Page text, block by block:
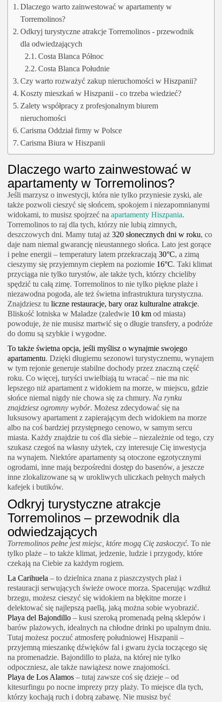
Dlaczego warto zainwestować w apartamenty w
Torremolinos?
Odkryj turystyczne atrakcje Torremolinos - przewodnik
dla odwiedzających
Costa Blanca Północ
Costa Blanca Południe
Czy warto rozważyć zakup nieruchomości w Hiszpanii?
Koszty mieszkań w Hiszpanii - co trzeba wiedzieć?
Zalety współpracy z profesjonalnym biurem
nieruchomości
Carisma Oddział firmy w Polsce
Carisma Biura w Hiszpanii
Dlaczego warto zainwestować w
apartamenty w Torremolinos?
Jeśli marzysz o inwestycji, która nie tylko przyniesie zyski, ale
także pozwoli cieszyć się słońcem, spokojem i niezapomnianymi
widokami, to musisz spojrzeć na apartamenty Hiszpania.
Torremolinos to raj dla tych, którzy nie lubią zimnych,
deszczowych dni. Mamy tutaj aż 320 słonecznych dni w roku, co
daje nam niemal gwarancję nieustannego słońca. Lato jest gorące
i pełne energii – temperatury latem przekraczają 30°C, a zimą
cieszymy się przyjemnym ciepłem na poziomie 16°C. Taki klimat
przyciąga nie tylko turystów, ale także tych, którzy chcieliby
spędzić tu całą zimę. Torremolinos to nie tylko piękne plaże i
niezawodna pogoda, ale też świetna infrastruktura turystyczna.
Znajdziesz tu liczne restauracje, bary oraz kulturalne atrakcje.
Bliskość lotniska w Maladze (zaledwie 10 km od miasta)
powoduje, że nie musisz martwić się o długie transfery, a podróże
do domu są szybkie i wygodne.
To także świetna opcja, jeśli myślisz o wynajmie swojego
apartamentu. Dzięki długiemu sezonowi turystycznemu, wynajem
w tym rejonie generuje stabilne dochody przez znaczną część
roku. Co więcej, turyści uwielbiają tu wracać – nie ma nic
lepszego niż apartament z widokiem na morze, w miejscu, gdzie
słońce niemal nigdy nie chowa się za chmury. Na rynku
znajdziesz ogromny wybór. Możesz zdecydować się na
luksusowy apartament z zapierającym dech widokiem na morze
albo na coś bardziej przystępnego cenowo, w samym sercu
miasta. Każdy znajdzie tu coś dla siebie – niezależnie od tego, czy
szukasz czegoś na własny użytek, czy interesuje Cię inwestycja
na wynajem. Niektóre apartamenty są otoczone egzotycznymi
ogrodami, inne mają bezpośredni dostęp do basenów, a jeszcze
inne zlokalizowane są w urokliwych uliczkach pełnych małych
kafejek i butików.
Odkryj turystyczne atrakcje
Torremolinos – przewodnik dla
odwiedzających
Torremolinos pełne jest miejsc, które mogą Cię zaskoczyć. To nie
tylko plaże – to także klimat, jedzenie, ludzie i przygody, które
czekają na Ciebie za każdym rogiem.
La Carihuela – to dzielnica znana z piaszczystych plaż i
restauracji serwujących świeże owoce morza. Spacerując wzdłuż
brzegu, możesz cieszyć się widokiem na błękitne morze i
delektować się najlepszą paellą, jaką można sobie wyobrazić.
Playa del Bajondillo – kusi szeroką promenadą pełną sklepów i
barów plażowych, idealnych na chłodne drinki po upalnym dniu.
Tutaj możesz poczuć atmosferę południowej Hiszpanii –
przyjemną mieszankę dźwięków fal i gwaru życia toczącego się
na promenadzie. Bajondillo to plaża, na której nie tylko
odpoczniesz, ale także nawiążesz nowe znajomości.
Playa de Los Alamos – tutaj zawsze coś się dzieje – od
kitesurfingu po nocne imprezy przy plaży. To miejsce dla tych,
którzy kochają ruch i dobrą zabawę. Nie musisz być